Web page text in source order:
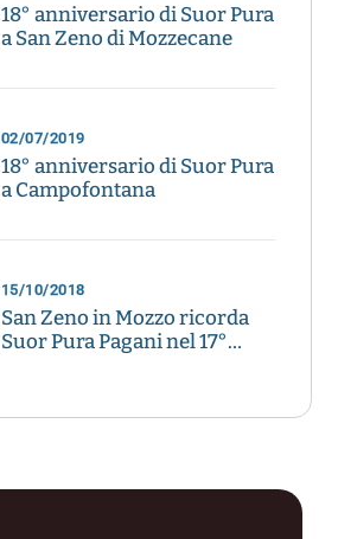
18° anniversario di Suor Pura
a San Zeno di Mozzecane
18° anniversario di Suor Pura
a Campofontana
02/07/2019
San Zeno in Mozzo ricorda
Suor Pura Pagani nel 17°
15/10/2018